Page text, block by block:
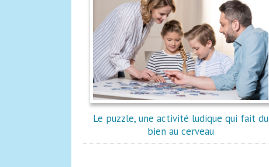
Le puzzle, une activité ludique qui fait du
bien au cerveau